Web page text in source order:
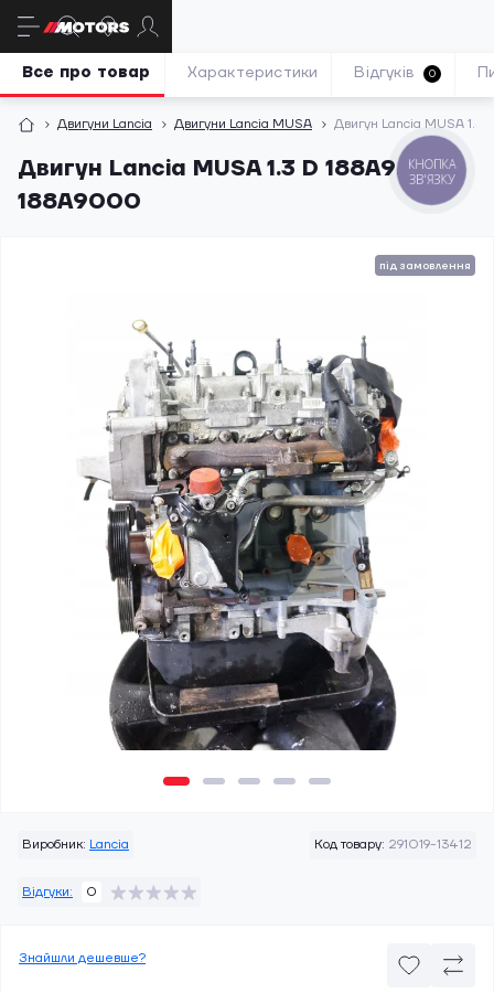
Двигуни Lancia Двигуни Lancia MUSA Двигун Lancia MUSA
Двигун Lancia MUSA 1.3 D 188A9.000
188A9000
Все про товар Характеристики Відгуків 0
під замовлення
Виробник: Lancia Код товару: 291019-13412
Відгуки: 0
Знайшли дешевше?
КНОПКА
ЗВ'ЯЗКУ